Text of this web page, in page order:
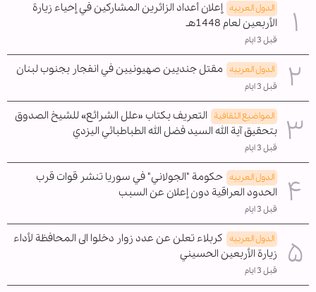
الدول العربیه إعلان أعداد الزائرين المشاركين في إحياء زيارة
الأربعين لعام 1448هـ
قبل 3 ايام
الدول العربیه مقتل جنديين صهيونيين في انفجار بجنوب لبنان
قبل 3 ايام
المواضیع الثقافية التعريف بكتاب «علل الشرائع» للشيخ الصدوق
بتحقيق آية الله السيد فضل الله الطباطبائي اليزدي
قبل 3 ايام
الدول العربیه حكومة "الجولاني" في سوريا تنشر قوات قرب
الحدود العراقية دون إعلان عن السبب
قبل 3 ايام
الدول العربیه كربلاء تعلن عن عدد زوار دخلوا الى المحافظة لأداء
زيارة الأربعين الحسيني
قبل 3 ايام